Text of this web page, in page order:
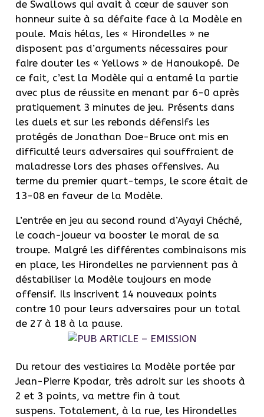
de Swallows qui avait à cœur de sauver son
honneur suite à sa défaite face à la Modèle en
poule. Mais hélas, les « Hirondelles » ne
disposent pas d’arguments nécessaires pour
faire douter les « Yellows » de Hanoukopé. De
ce fait, c’est la Modèle qui a entamé la partie
avec plus de réussite en menant par 6-0 après
pratiquement 3 minutes de jeu. Présents dans
les duels et sur les rebonds défensifs les
protégés de Jonathan Doe-Bruce ont mis en
difficulté leurs adversaires qui souffraient de
maladresse lors des phases offensives. Au
terme du premier quart-temps, le score était de
13-08 en faveur de la Modèle.
L’entrée en jeu au second round d’Ayayi Chéché,
le coach-joueur va booster le moral de sa
troupe. Malgré les différentes combinaisons mis
en place, les Hirondelles ne parviennent pas à
déstabiliser la Modèle toujours en mode
offensif. Ils inscrivent 14 nouveaux points
contre 10 pour leurs adversaires pour un total
de 27 à 18 à la pause.
Du retour des vestiaires la Modèle portée par
Jean-Pierre Kpodar, très adroit sur les shoots à
2 et 3 points, va mettre fin à tout
suspens. Totalement, à la rue, les Hirondelles